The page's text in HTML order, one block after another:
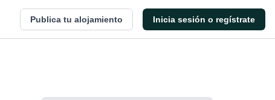
Publica tu alojamiento Inicia sesión o regístrate